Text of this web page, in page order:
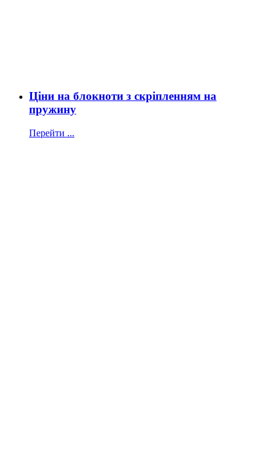
Ціни на блокноти з скріпленням на
пружину
Перейти ...